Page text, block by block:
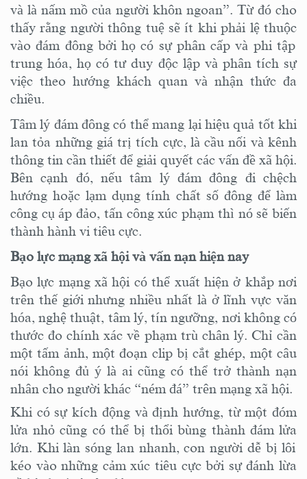
và là nấm mồ của người khôn ngoan”. Từ đó cho
thấy rằng người thông tuệ sẽ ít khi phải lệ thuộc
vào đám đông bởi họ có sự phân cấp và phi tập
trung hóa, họ có tư duy độc lập và phân tích sự
việc theo hướng khách quan và nhận thức đa
chiều.
Tâm lý đám đông có thể mang lại hiệu quả tốt khi
lan tỏa những giá trị tích cực, là cầu nối và kênh
thông tin cần thiết để giải quyết các vấn đề xã hội.
Bên cạnh đó, nếu tâm lý đám đông đi chệch
hướng hoặc lạm dụng tính chất số đông để làm
công cụ áp đảo, tấn công xúc phạm thì nó sẽ biến
thành hành vi tiêu cực.
Bạo lực mạng xã hộivà vấn nạn hiện nay
Bạo lực mạng xã hội có thể xuất hiện ở khắp nơi
trên thế giới nhưng nhiều nhất là ở lĩnh vực văn
hóa, nghệ thuật, tâm lý, tín ngưỡng, nơi không có
thước đo chính xác về phạm trù chân lý. Chỉ cần
một tấm ảnh, một đoạn clip bị cắt ghép, một câu
nói không đủ ý là ai cũng có thể trở thành nạn
nhân cho người khác “ném đá” trên mạng xã hội.
Khi có sự kích động và định hướng, từ một đóm
lửa nhỏ cũng có thể bị thổi bùng thành đám lửa
lớn. Khi làn sóng lan nhanh, con người dễ bịlôi
kéo vào những cảm xúc tiêu cực bởi sự đánh lừa